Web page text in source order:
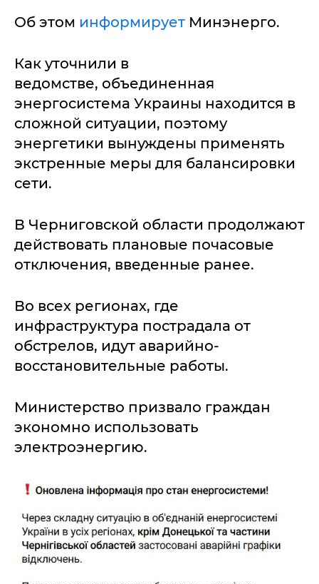
Об этом информирует Минэнерго.
Как уточнили в
ведомстве, объединенная
энергосистема Украины находится в
сложной ситуации, поэтому
энергетики вынуждены применять
экстренные меры для балансировки
сети.
В Черниговской области продолжают
действовать плановые почасовые
отключения, введенные ранее.
Во всех регионах, где
инфраструктура пострадала от
обстрелов, идут аварийно-
восстановительные работы.
Министерство призвало граждан
экономно использовать
электроэнергию.